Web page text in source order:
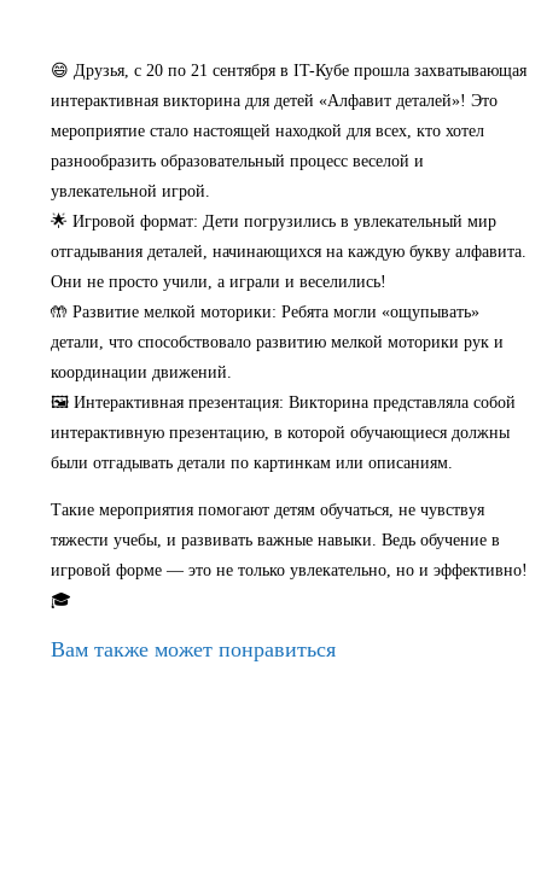
😄 Друзья, с 20 по 21 сентября в IT-Кубе прошла захватывающая
интерактивная викторина для детей «Алфавит деталей»! Это
мероприятие стало настоящей находкой для всех, кто хотел
разнообразить образовательный процесс веселой и
увлекательной игрой.
🌟 Игровой формат: Дети погрузились в увлекательный мир
отгадывания деталей, начинающихся на каждую букву алфавита.
Они не просто учили, а играли и веселились!
🤲 Развитие мелкой моторики: Ребята могли «ощупывать»
детали, что способствовало развитию мелкой моторики рук и
координации движений.
🖼 Интерактивная презентация: Викторина представляла собой
интерактивную презентацию, в которой обучающиеся должны
были отгадывать детали по картинкам или описаниям.
Такие мероприятия помогают детям обучаться, не чувствуя
тяжести учебы, и развивать важные навыки. Ведь обучение в
игровой форме — это не только увлекательно, но и эффективно!
🎓
Вам также может понравиться